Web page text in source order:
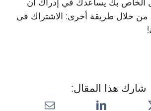
من خلال طريقة أخرى: الاشتراك في
شارك هذا المقال: